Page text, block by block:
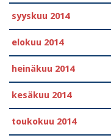
syyskuu 2014
elokuu 2014
heinäkuu 2014
kesäkuu 2014
toukokuu 2014